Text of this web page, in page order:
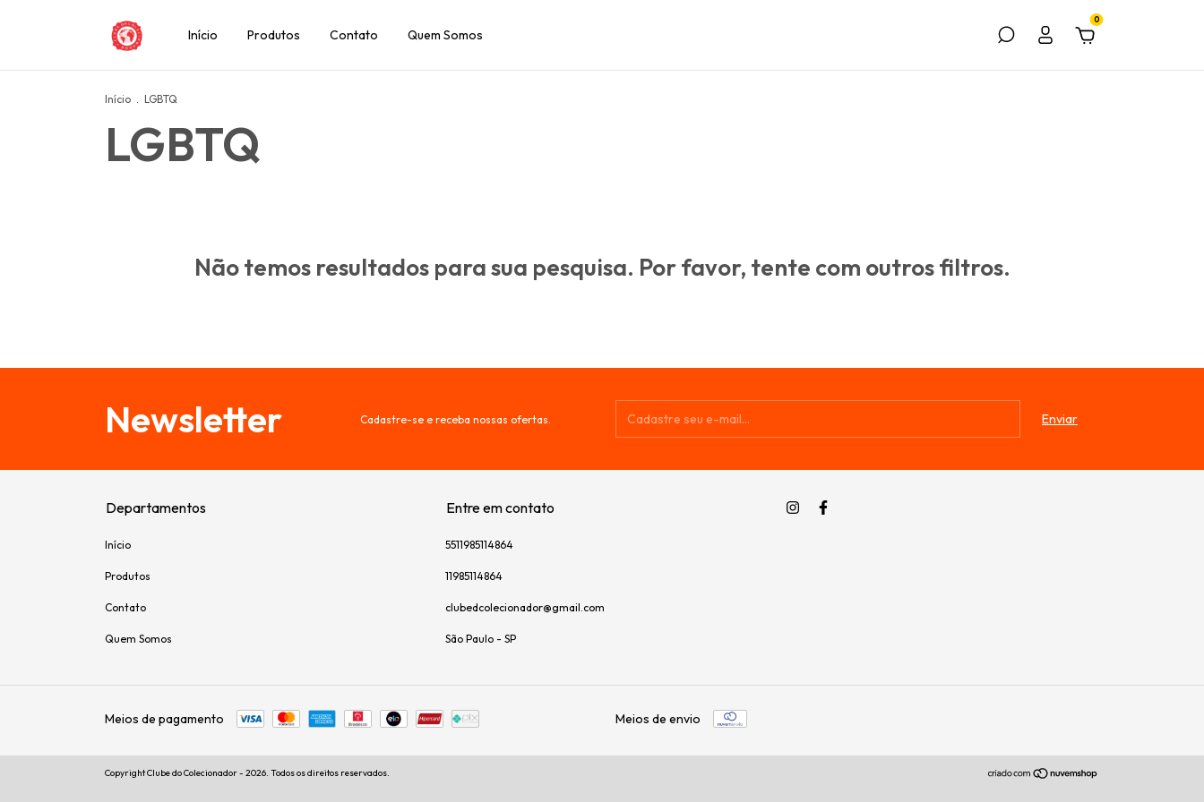
Início Produtos Contato Quem Somos
0
Início . LGBTQ
LGBTQ
Não temos resultados para sua pesquisa. Por favor, tente com outros filtros.
Newsletter Cadastre-se e receba nossas ofertas.
Departamentos
Início
Produtos
Contato
Quem Somos
Entre em contato
5511985114864
11985114864
clubedcolecionador@gmail.com
São Paulo - SP
Meios de pagamento Meios de envio
Copyright Clube do Colecionador - 2026. Todos os direitos reservados.